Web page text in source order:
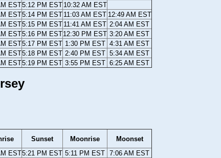
EST5:12 PM EST 10:32 AM EST
EST5:14 PM EST 11:03 AM EST 12:49 AM EST
EST5:15 PM EST 11:41 AM EST 2:04 AM EST
EST5:16 PM EST12:30 PM EST 3:20 AM EST
EST5:17 PM EST 1:30 PM EST 4:31 AM EST
EST5:18 PM EST 2:40 PM EST 5:34 AM EST
EST5:19 PM EST 3:55 PM EST 6:25 AM EST
Sunset Moonrise
Moonset
EST5:21 PM EST 5:11 PM EST 7:06 AM EST